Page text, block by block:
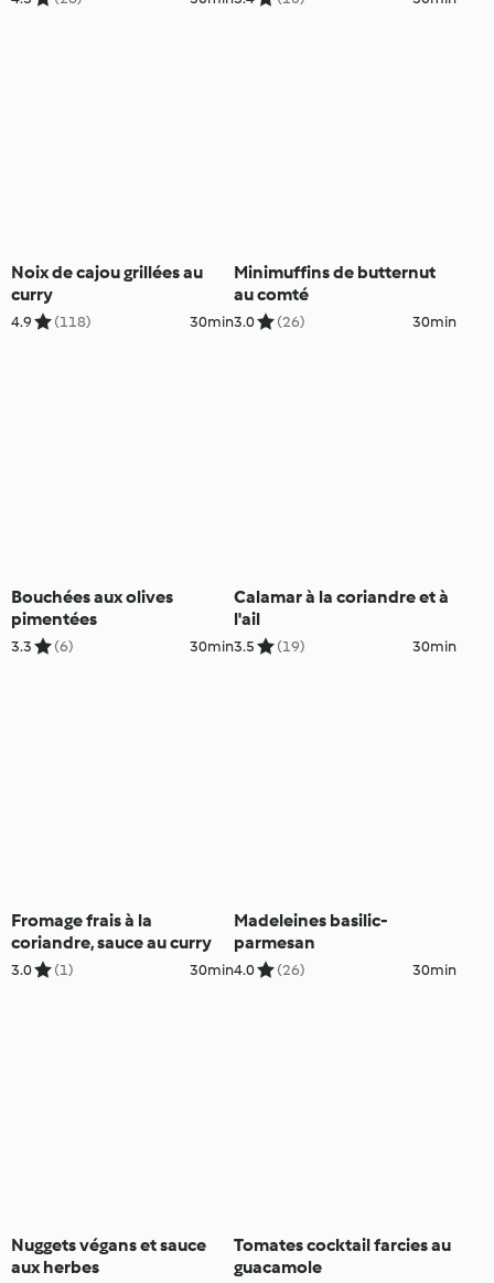
Noix de cajou grillées au
curry
4.9 (118) 30min
Minimuffins de butternut
au comté
3.0 (26) 30min
Bouchées aux olives
pimentées
3.3 (6) 30min
Calamar à la coriandre et à
l'ail
3.5 (19) 30min
Fromage frais à la
coriandre, sauce au curry
3.0 (1) 30min
Madeleines basilic-
parmesan
4.0 (26) 30min
Nuggets végans et sauce
aux herbes
Tomates cocktail farcies au
guacamole